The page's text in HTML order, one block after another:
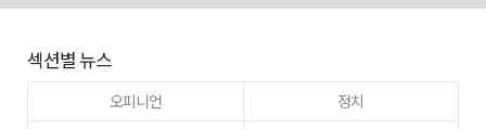
섹션별 뉴스
오피니언
정치